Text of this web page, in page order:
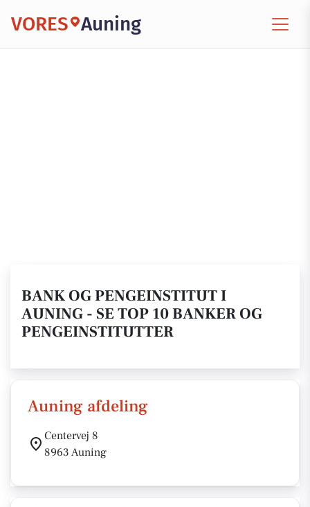
VORES Auning
BANK OG PENGEINSTITUT I
AUNING - SE TOP 10 BANKER OG
PENGEINSTITUTTER
Auning afdeling
Centervej 8
8963 Auning